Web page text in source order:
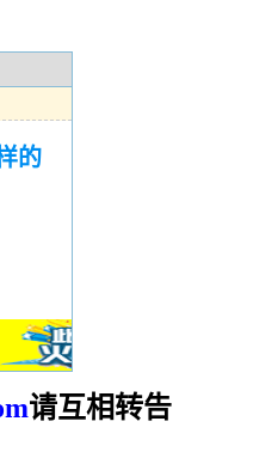
的
请互相转告